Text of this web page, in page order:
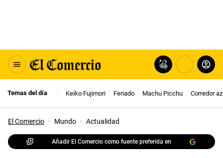
Temas del día Keiko Fujimori Feriado Machu Picchu Corredor
El Comercio · Mundo · Actualidad
Añadir El Comercio como fuente preferida en